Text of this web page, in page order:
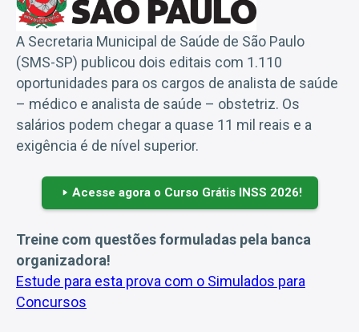
A Secretaria Municipal de Saúde de São Paulo
(SMS-SP) publicou dois editais com 1.110
oportunidades para os cargos de analista de saúde
– médico e analista de saúde – obstetriz. Os
salários podem chegar a quase 11 mil reais e a
exigência é de nível superior.
Acesse agora o Curso Grátis INSS 2026!
Treine com questões formuladas pela banca
organizadora!
Estude para esta prova com o Simulados para
Concursos